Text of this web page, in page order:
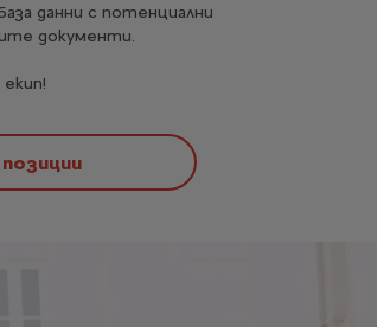
данни с потенциални
документи.